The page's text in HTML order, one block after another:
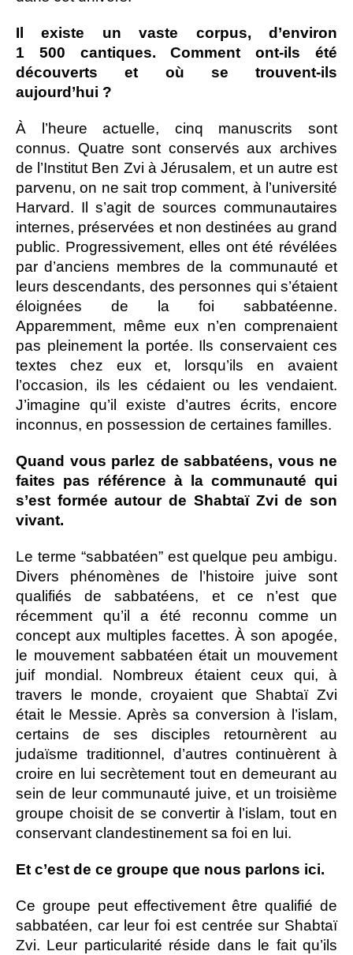
Il existe un vaste corpus, d’environ
1 500 cantiques. Comment ont-ils été
découverts et où se trouvent-ils
aujourd’hui ?
À l’heure actuelle, cinq manuscrits sont
connus. Quatre sont conservés aux archives
de l’Institut Ben Zvi à Jérusalem, et un autre est
parvenu, on ne sait trop comment, à l’université
Harvard. Il s’agit de sources communautaires
internes, préservées et non destinées au grand
public. Progressivement, elles ont été révélées
par d’anciens membres de la communauté et
leurs descendants, des personnes qui s’étaient
éloignées de la foi sabbatéenne.
Apparemment, même eux n’en comprenaient
pas pleinement la portée. Ils conservaient ces
textes chez eux et, lorsqu’ils en avaient
l’occasion, ils les cédaient ou les vendaient.
J’imagine qu’il existe d’autres écrits, encore
inconnus, en possession de certaines familles.
Quand vous parlez de sabbatéens, vous ne
faites pas référence à la communauté qui
s’est formée autour de Shabtaï Zvi de son
vivant.
Le terme “sabbatéen” est quelque peu ambigu.
Divers phénomènes de l’histoire juive sont
qualifiés de sabbatéens, et ce n’est que
récemment qu’il a été reconnu comme un
concept aux multiples facettes. À son apogée,
le mouvement sabbatéen était un mouvement
juif mondial. Nombreux étaient ceux qui, à
travers le monde, croyaient que Shabtaï Zvi
était le Messie. Après sa conversion à l’islam,
certains de ses disciples retournèrent au
judaïsme traditionnel, d’autres continuèrent à
croire en lui secrètement tout en demeurant au
sein de leur communauté juive, et un troisième
groupe choisit de se convertir à l’islam, tout en
conservant clandestinement sa foi en lui.
Et c’est de ce groupe que nous parlons ici.
Ce groupe peut effectivement être qualifié de
sabbatéen, car leur foi est centrée sur Shabtaï
Zvi. Leur particularité réside dans le fait qu’ils